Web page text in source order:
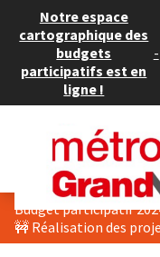
Notre espace
cartographique des
budgets
participatifs est en
ligne !
-
Budget participatif
🚧 Réalisation des